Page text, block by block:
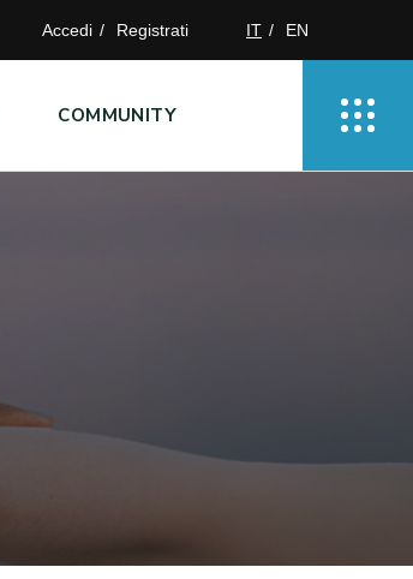
Accedi Registrati IT EN
COMMUNITY